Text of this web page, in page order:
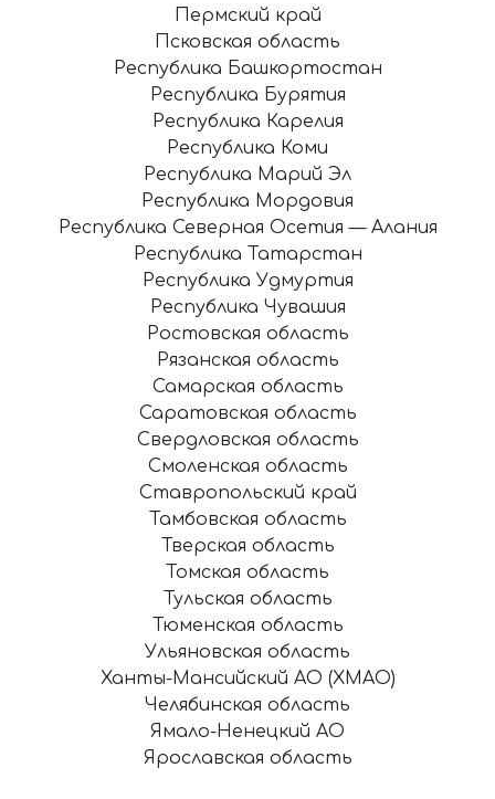
Пермский край
Псковская область
Республика Башкортостан
Республика Бурятия
Республика Карелия
Республика Коми
Республика Марий Эл
Республика Мордовия
Республика Северная Осетия — Алания
Республика Татарстан
Республика Удмуртия
Республика Чувашия
Ростовская область
Рязанская область
Самарская область
Саратовская область
Свердловская область
Смоленская область
Ставропольский край
Тамбовская область
Тверская область
Томская область
Тульская область
Тюменская область
Ульяновская область
Ханты-Мансийский АО (ХМАО)
Челябинская область
Ямало-Ненецкий АО
Ярославская область